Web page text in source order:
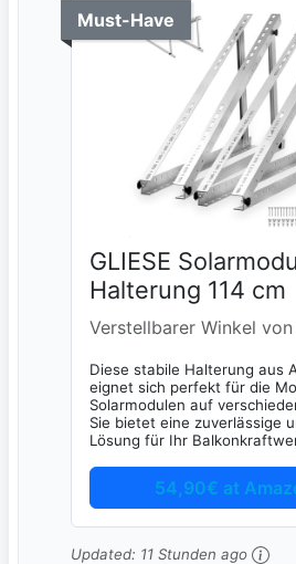
Must-Have
GLIESE
Halterung 114 cm
Verstellbarer Winkel
Diese stabile Halterung aus
eignet sich perfekt für die
Solarmodulen auf
Sie bietet eine zuverlässige
Lösung für Ihr
54,90€ at
Updated: 11 Stunden ago